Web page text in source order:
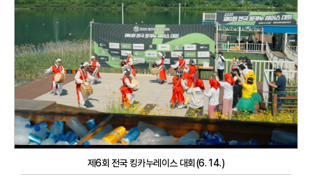
제6회 전국 킹카누레이스 대회(6. 14.)